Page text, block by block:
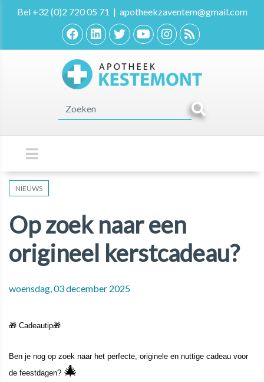
Bel +32 (0)2 720 05 71 | apotheekzaventem@gmail.com
NIEUWS
Op zoek naar een
origineel kerstcadeau?
woensdag, 03 december 2025
🎁 Cadeautip🎁
Ben je nog op zoek naar het perfecte, originele en nuttige cadeau voor
de feestdagen? 🎄